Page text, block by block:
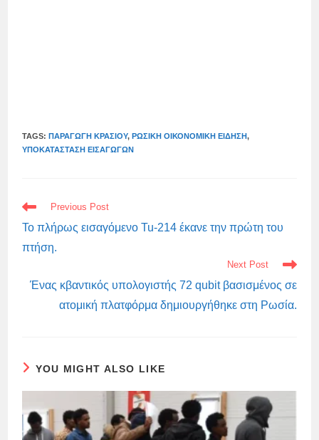
TAGS:ΠΑΡΑΓΩΓΉ ΚΡΑΣΙΟΎ, ΡΩΣΙΚΉ ΟΙΚΟΝΟΜΙΚΉ ΕΊΔΗΣΗ,
ΥΠΟΚΑΤΆΣΤΑΣΗ ΕΙΣΑΓΩΓΏΝ
READ
MORE
ARTICLES
Previous Post
Το πλήρως εισαγόμενο Tu-214 έκανε την πρώτη του
πτήση.
Next Post
Ένας κβαντικός υπολογιστής 72 qubit βασισμένος σε
ατομική πλατφόρμα δημιουργήθηκε στη Ρωσία.
YOU MIGHT ALSO LIKE